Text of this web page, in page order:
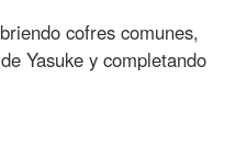
cofres comunes,
Yasuke y completando